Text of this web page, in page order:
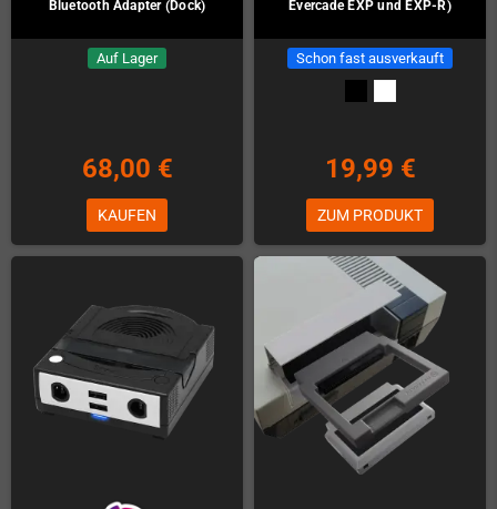
Bluetooth Adapter (Dock)
Auf Lager
68,00 €
KAUFEN
Evercade EXP und EXP-R)
Schon fast ausverkauft
19,99 €
ZUM PRODUKT